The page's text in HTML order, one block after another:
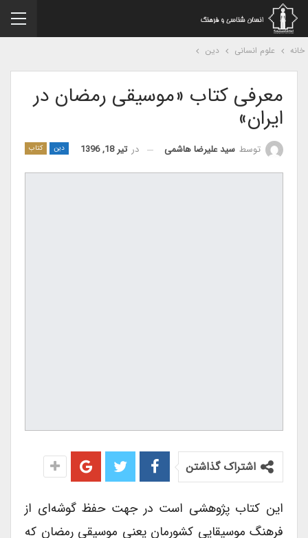
علوم انسانی دین
معرفی کتاب «موسیقی رمضان در
ایران»
دین کتاب توسطسید علیرضا هاشمی درتیر 18, 1396
اشتراک گذاشتن
این کتاب پژوهشی است در جهت حفظ گوشه‌ای از
فرهنگ موسیقایی کشورمان یعنی موسیقی رمضان که